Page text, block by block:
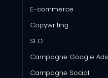
E-commerce
Copywriting
SEO
Campagne Google Ads
Campagne Social